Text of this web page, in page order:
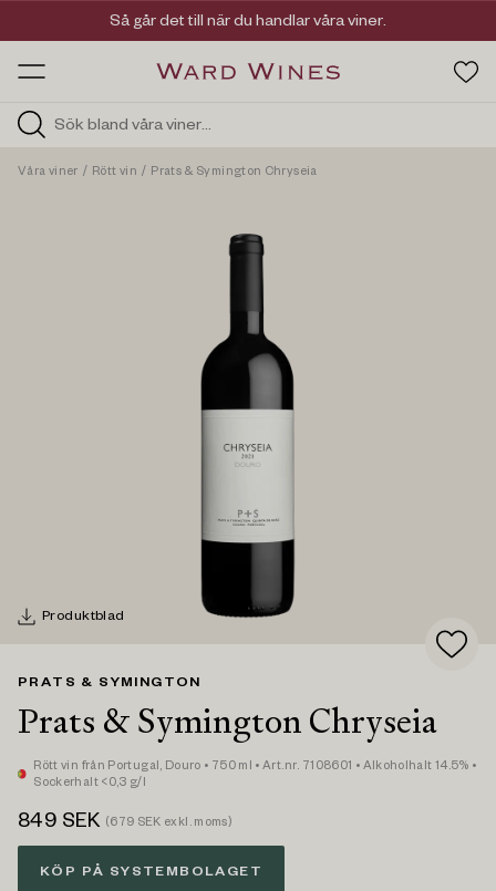
HOS
Viner med kvalitet, ursprung & personlighet
Så går det till när du handlar våra viner.
Våra viner / Rött vin / Prats & Symington Chryseia
Produktblad
PRATS & SYMINGTON
Prats & Symington Chryseia
Rött vin från Portugal, Douro • 750 ml • Art.nr. 7108601 • Alkoholhalt 14.5% •
Sockerhalt <0,3 g/l
849 SEK (679 SEK exkl. moms)
KÖP PÅ SYSTEMBOLAGET